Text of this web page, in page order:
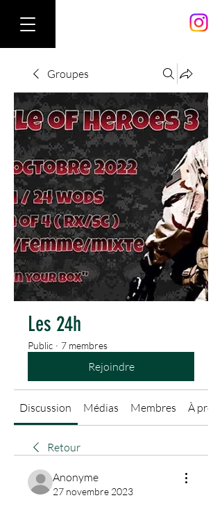
Groupes
Les 24h
Public · 7 membres
Rejoindre
Discussion Médias Membres À
Retour
Anonyme
27 novembre 2023